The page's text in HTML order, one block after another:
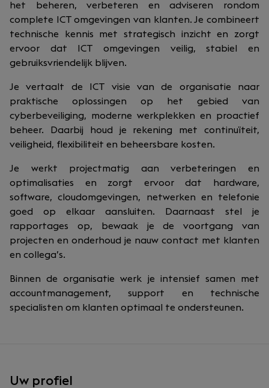
het beheren, verbeteren en adviseren rondom
complete ICT omgevingen van klanten. Je combineert
technische kennis met strategisch inzicht en zorgt
ervoor dat ICT omgevingen veilig, stabiel en
gebruiksvriendelijk blijven.
Je vertaalt de ICT visie van de organisatie naar
praktische oplossingen op het gebied van
cyberbeveiliging, moderne werkplekken en proactief
beheer. Daarbij houd je rekening met continuïteit,
veiligheid, flexibiliteit en beheersbare kosten.
Je werkt projectmatig aan verbeteringen en
optimalisaties en zorgt ervoor dat hardware,
software, cloudomgevingen, netwerken en telefonie
goed op elkaar aansluiten. Daarnaast stel je
rapportages op, bewaak je de voortgang van
projecten en onderhoud je nauw contact met klanten
en collega’s.
Binnen de organisatie werk je intensief samen met
accountmanagement, support en technische
specialisten om klanten optimaal te ondersteunen.
Uw profiel